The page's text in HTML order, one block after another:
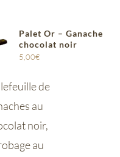
Palet Or – Ganache
chocolat noir
5,00€
de
au
noir,
au